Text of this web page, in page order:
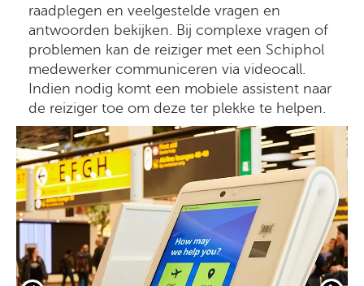
raadplegen en veelgestelde vragen en
antwoorden bekijken. Bij complexe vragen of
problemen kan de reiziger met een Schiphol
medewerker communiceren via videocall.
Indien nodig komt een mobiele assistent naar
de reiziger toe om deze ter plekke te helpen.